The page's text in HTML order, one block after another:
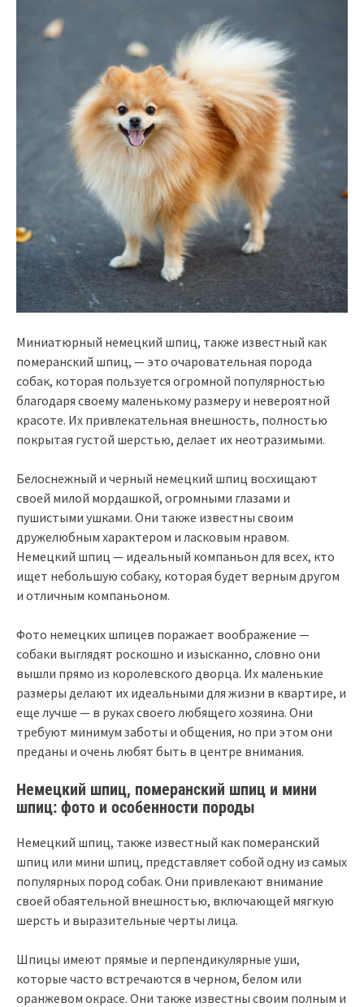
Миниатюрный немецкий шпиц, также известный как
померанский шпиц, — это очаровательная порода
собак, которая пользуется огромной популярностью
благодаря своему маленькому размеру и невероятной
красоте. Их привлекательная внешность, полностью
покрытая густой шерстью, делает их неотразимыми.
Белоснежный и черный немецкий шпиц восхищают
своей милой мордашкой, огромными глазами и
пушистыми ушками. Они также известны своим
дружелюбным характером и ласковым нравом.
Немецкий шпиц — идеальный компаньон для всех, кто
ищет небольшую собаку, которая будет верным другом
и отличным компаньоном.
Фото немецких шпицев поражает воображение —
собаки выглядят роскошно и изысканно, словно они
вышли прямо из королевского дворца. Их маленькие
размеры делают их идеальными для жизни в квартире, и
еще лучше — в руках своего любящего хозяина. Они
требуют минимум заботы и общения, но при этом они
преданы и очень любят быть в центре внимания.
Немецкий шпиц, померанский шпиц и мини
шпиц: фото и особенности породы
Немецкий шпиц, также известный как померанский
шпиц или мини шпиц, представляет собой одну из самых
популярных пород собак. Они привлекают внимание
своей обаятельной внешностью, включающей мягкую
шерсть и выразительные черты лица.
Шпицы имеют прямые и перпендикулярные уши,
которые часто встречаются в черном, белом или
оранжевом окрасе. Они также известны своим полным и